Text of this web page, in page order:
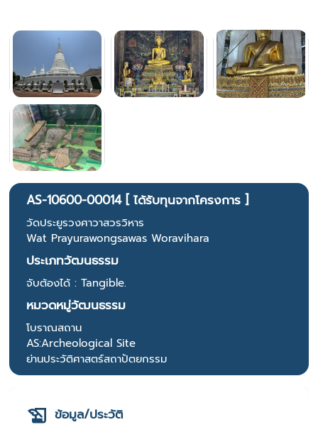
AS-10600-00014 [ ได้รับทุนจากโครงการ ]
วัดประยูรวงศาวาสวรวิหาร
Wat Prayurawongsawas Woravihara
ประเภทวัฒนธรรม
จับต้องได้ : Tangible.
หมวดหมู่วัฒนธรรม
โบราณสถาน
AS:Archeological Site
ย่านประวัติศาสตร์สถาปัตยกรรม
ข้อมูล/ประวัติ